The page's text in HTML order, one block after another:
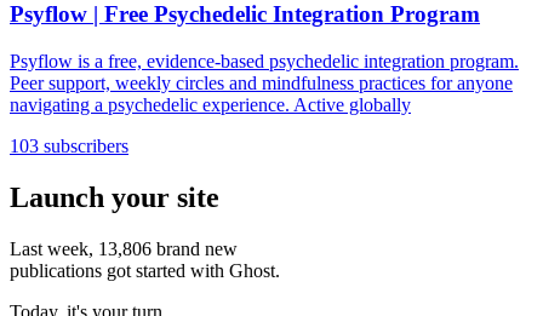
Psyflow | Free Psychedelic Integration Program
Psyflow is a free, evidence-based psychedelic integration program.
Peer support, weekly circles and mindfulness practices for anyone
navigating a psychedelic experience. Active globally
103 subscribers
Launch your site
Last week, 13,806 brand new
publications got started with Ghost.
Today, it's your turn.